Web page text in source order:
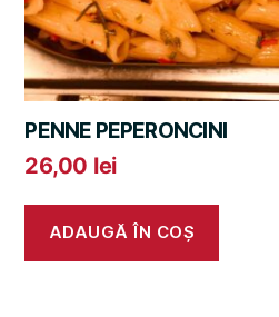
PENNE PEPERONCINI
26,00 lei
ADAUGĂ ÎN COȘ